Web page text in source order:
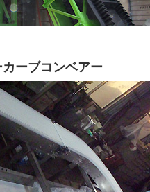
ーブコンベアー